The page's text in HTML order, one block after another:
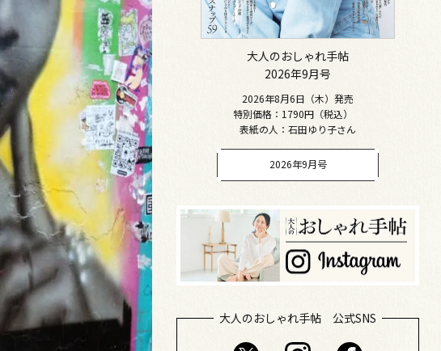
大人のおしゃれ手帖
2026年9月号
2026年8月6日（木）発売
特別価格：1790円（税込）
表紙の人：石田ゆり子さん
2026年9月号
大人のおしゃれ手帖 公式SNS